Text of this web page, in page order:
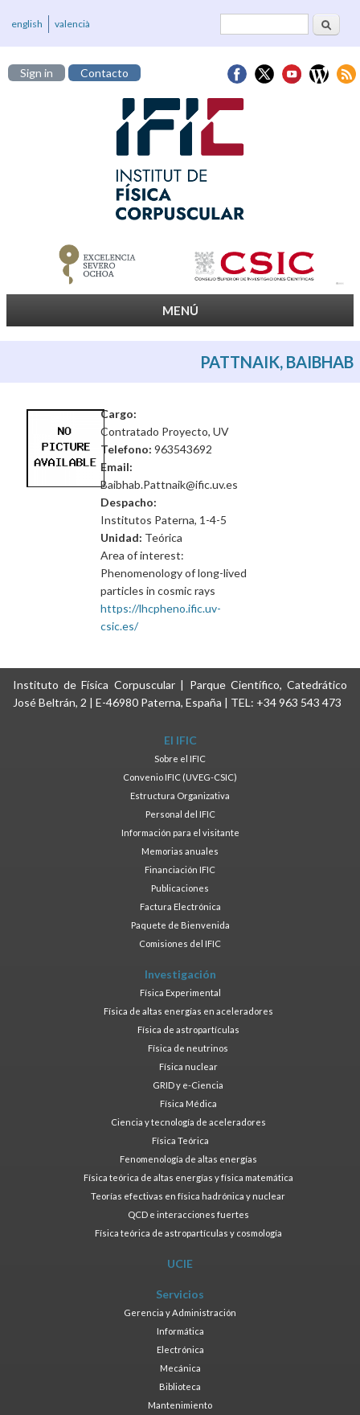
Formulario deBuscar
english valencià
Sign in Contacto
MENÚ
PATTNAIK, BAIBHAB
Cargo:
Contratado Proyecto, UV
Telefono: 963543692
Email:
Baibhab.Pattnaik@ific.uv.es
Despacho:
Institutos Paterna, 1-4-5
Unidad: Teórica
Area of interest:
Phenomenology of long-lived
particles in cosmic rays
https://lhcpheno.ific.uv-
csic.es/
Instituto de Física Corpuscular | Parque Científico, Catedrático
José Beltrán, 2 | E-46980 Paterna, España | TEL: +34 963 543 473
El IFIC
Sobre el IFIC
Convenio IFIC (UVEG-CSIC)
Estructura Organizativa
Personal del IFIC
Información para el visitante
Memorias anuales
Financiación IFIC
Publicaciones
Factura Electrónica
Paquete de Bienvenida
Comisiones del IFIC
Investigación
Física Experimental
Física de altas energías en aceleradores
Física de astropartículas
Física de neutrinos
Física nuclear
GRID y e-Ciencia
Física Médica
Ciencia y tecnología de aceleradores
Física Teórica
Fenomenología de altas energías
Física teórica de altas energías y física matemática
Teorías efectivas en física hadrónica y nuclear
QCD e interacciones fuertes
Física teórica de astropartículas y cosmología
UCIE
Servicios
Gerencia y Administración
Informática
Electrónica
Mecánica
Biblioteca
Mantenimiento